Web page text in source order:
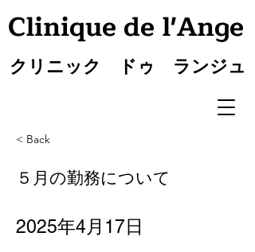
Clinique de l'Ange
クリニック ドゥ ランジュ
< Back
５月の勤務について
2025年4月17日